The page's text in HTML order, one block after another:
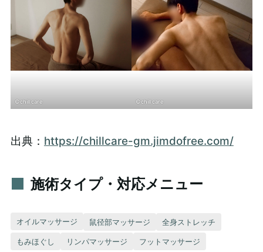
©chill care ©chill care
出典： https://chillcare-gm.jimdofree.com/
施術タイプ・対応メニュー
オイルマッサージ 鼠径部マッサージ 全身ストレッチ
もみほぐし リンパマッサージ フットマッサージ